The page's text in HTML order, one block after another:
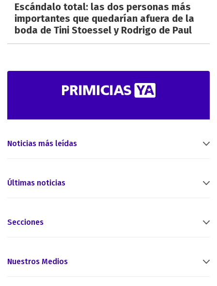
Escándalo total: las dos personas más
importantes que quedarían afuera de la
boda de Tini Stoessel y Rodrigo de Paul
Noticias más leídas
Últimas noticias
Secciones
Nuestros Medios